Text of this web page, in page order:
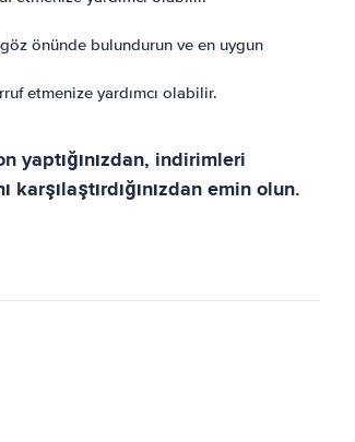
önünde bulundurun ve en uygun
etmenize yardımcı olabilir.
yaptığınızdan, indirimleri
emin olun.